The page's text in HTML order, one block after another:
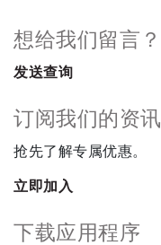
想给我们留言？
发送查询
订阅我们的资讯
抢先了解专属优惠。
立即加入
下载应用程序